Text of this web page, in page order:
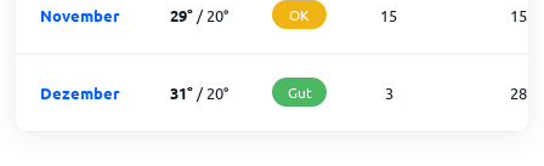
November 29°/20° OK 15 15
Dezember 31°/20° Gut 3 28